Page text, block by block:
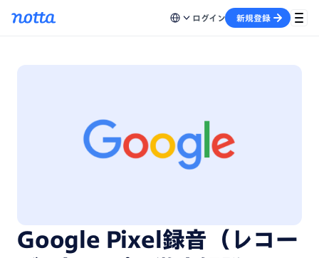
ログイン 新規登録
Google Pixel録音（レコー